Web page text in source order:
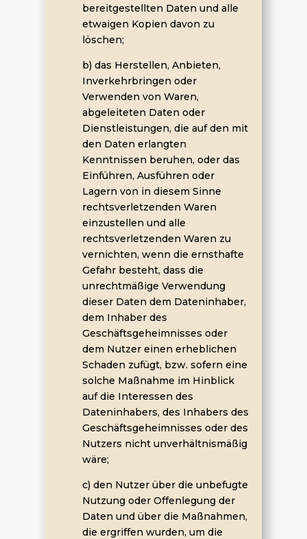
bereitgestellten Daten und alle
etwaigen Kopien davon zu
löschen;
b) das Herstellen, Anbieten,
Inverkehrbringen oder
Verwenden von Waren,
abgeleiteten Daten oder
Dienstleistungen, die auf den mit
den Daten erlangten
Kenntnissen beruhen, oder das
Einführen, Ausführen oder
Lagern von in diesem Sinne
rechtsverletzenden Waren
einzustellen und alle
rechtsverletzenden Waren zu
vernichten, wenn die ernsthafte
Gefahr besteht, dass die
unrechtmäßige Verwendung
dieser Daten dem Dateninhaber,
dem Inhaber des
Geschäftsgeheimnisses oder
dem Nutzer einen erheblichen
Schaden zufügt, bzw. sofern eine
solche Maßnahme im Hinblick
auf die Interessen des
Dateninhabers, des Inhabers des
Geschäftsgeheimnisses oder des
Nutzers nicht unverhältnismäßig
wäre;
c) den Nutzer über die unbefugte
Nutzung oder Offenlegung der
Daten und über die Maßnahmen,
die ergriffen wurden, um die